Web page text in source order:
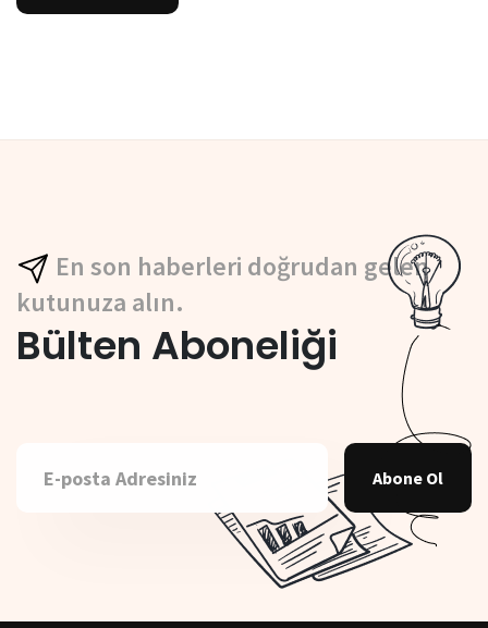
En son haberleri doğrudan gelen
kutunuza alın.
Bülten Aboneliği
Abone Ol